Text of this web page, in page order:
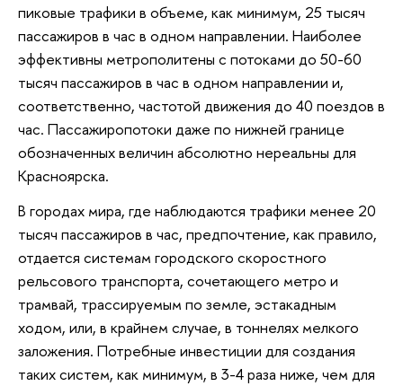
пиковые трафики в объеме, как минимум, 25 тысяч
пассажиров в час в одном направлении. Наиболее
эффективны метрополитены с потоками до 50-60
тысяч пассажиров в час в одном направлении и,
соответственно, частотой движения до 40 поездов в
час. Пассажиропотоки даже по нижней границе
обозначенных величин абсолютно нереальны для
Красноярска.
В городах мира, где наблюдаются трафики менее 20
тысяч пассажиров в час, предпочтение, как правило,
отдается системам городского скоростного
рельсового транспорта, сочетающего метро и
трамвай, трассируемым по земле, эстакадным
ходом, или, в крайнем случае, в тоннелях мелкого
заложения. Потребные инвестиции для создания
таких систем, как минимум, в 3-4 раза ниже, чем для